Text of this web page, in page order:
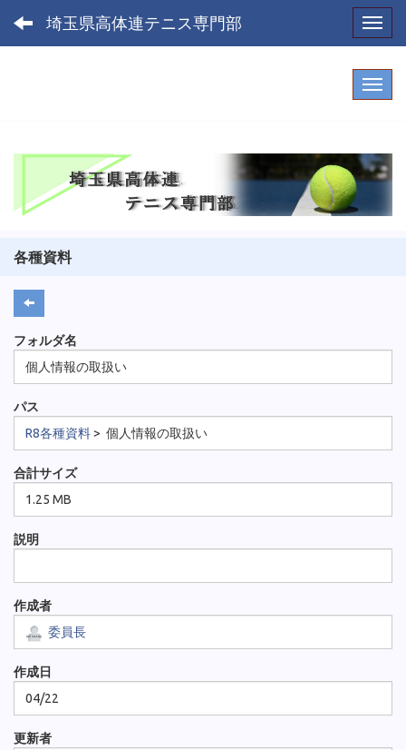
埼玉県高体連テニス専門部
各種資料
フォルダ名
個人情報の取扱い
パス
R8各種資料> 個人情報の取扱い
合計サイズ
1.25 MB
説明
作成者
委員長
作成日
04/22
更新者